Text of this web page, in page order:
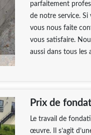
parfaitement
de notre service.
vous nous faite
vous satisfaire.
aussi dans tous les
Prix de
Le travail de
œuvre. Il s’agit